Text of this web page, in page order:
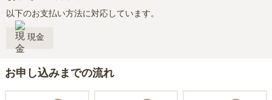
以下のお支払い方法に対応しています。
現金
お申し込みまでの流れ